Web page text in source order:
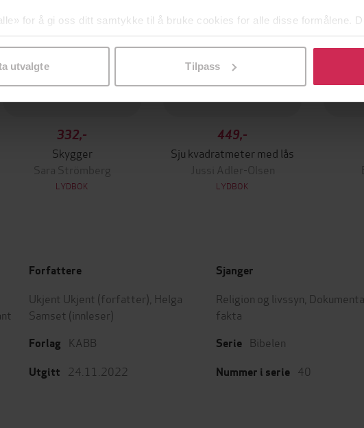
for å gi oss ditt samtykke til å bruke cookies for alle disse formålene.
formål ved å klikke på «Tilpass». Du kan når som helst trekke
utvalgte Tilpass
332,-
Skygger
Sara Strömberg
LYDBOK
449,-
Sju kvadratmeter med lås
Jussi Adler-Olsen
LYDBOK
Forfattere
Ukjent Ukjent (forfatter), Helga
Samset (innleser)
Forlag KABB
Utgitt 24.11.2022
Sjanger
Religion og livssyn
fakta
Serie Bibelen
Nummer i serie 40